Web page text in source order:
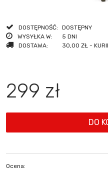
DOSTĘPNOŚĆ:
DOSTĘPNY
WYSYŁKA W:
5 DNI
DOSTAWA:
30,00 ZŁ -
CENA NIE ZAWIERA
299 zł
DO
Ocena: